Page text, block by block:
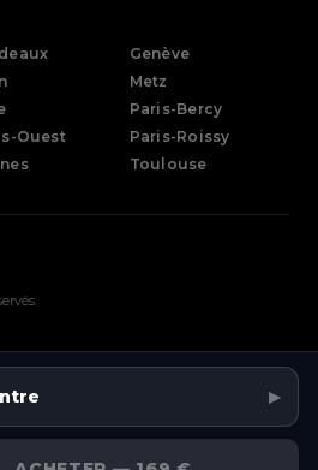
▸
Genève
Metz
Paris-Bercy
Ouest
Paris-Roissy
Toulouse